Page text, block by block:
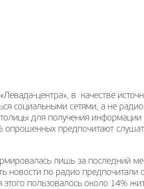
центра», в качестве
социальными сетями, а не
для получения информации
опрошенных предпочитают
лишь за последний
новости по радио предпочитали
пользовалось около 14%